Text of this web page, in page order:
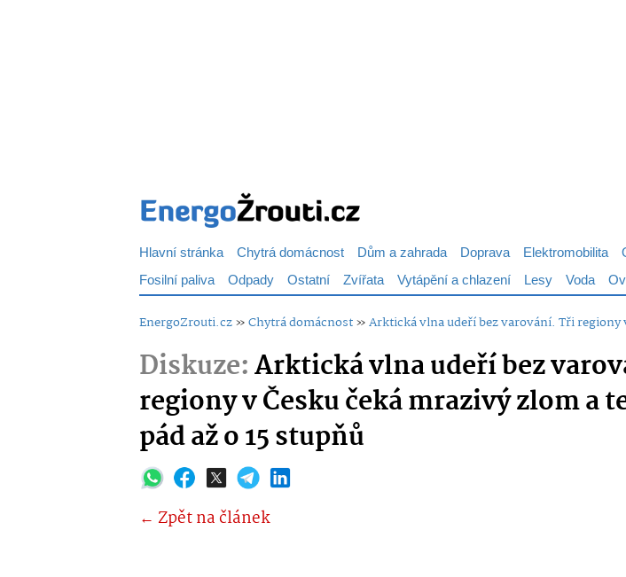
Hlavní stránka Chytrá domácnost Dům a zahrada Doprava Elektromobilita
Fosilní paliva Odpady Ostatní Zvířata Vytápění a chlazení Lesy Voda
EnergoZrouti.cz»Chytrá domácnost»Arktická vlna udeří bez varování. Tři regiony
Diskuze:Arktická vlna udeří bez
regiony v Česku čeká mrazivý zlom a
pád až o 15 stupňů
← Zpět na článek